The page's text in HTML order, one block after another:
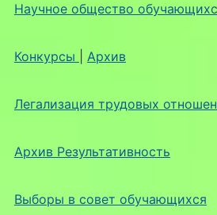
Научное общество
Конкурсы Архив
Легализация трудовых
Архив Результативность
Выборы в совет обучающихся